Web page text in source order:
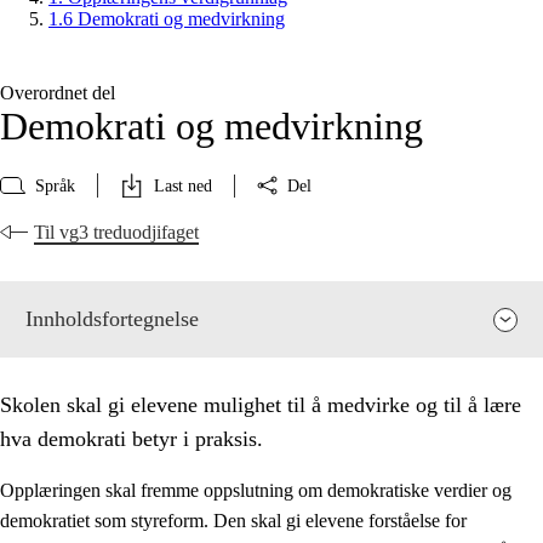
1.6 Demokrati og medvirkning
Overordnet del
Demokrati og medvirkning
Språk Last ned Del
Til vg3 treduodjifaget
Innholdsfortegnelse
Skolen skal gi elevene mulighet til å medvirke og til å lære
hva demokrati betyr i praksis.
Opplæringen skal fremme oppslutning om demokratiske verdier og
demokratiet som styreform. Den skal gi elevene forståelse for